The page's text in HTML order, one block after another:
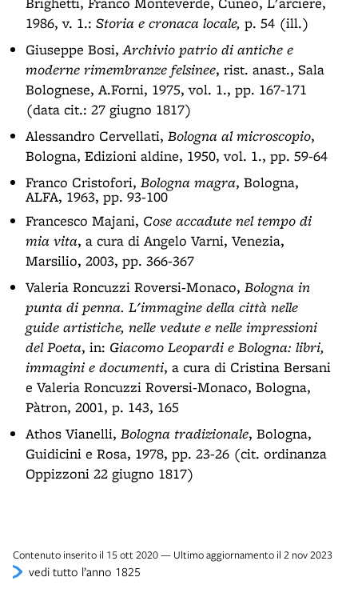
1986, v. 1.: Storia e cronaca locale, p. 54 (ill.)
Giuseppe Bosi,Archivio patrio di antiche e
moderne rimembranze felsinee, rist. anast., Sala
Bolognese, A.Forni, 1975, vol. 1., pp. 167-171
(data cit.: 27 giugno 1817)
Alessandro Cervellati, Bologna al microscopio,
Bologna, Edizioni aldine, 1950, vol. 1., pp. 59-64
Franco Cristofori, Bologna magra, Bologna,
ALFA, 1963, pp. 93-100
Francesco Majani, Cose accadute nel tempo di
mia vita, a cura di Angelo Varni, Venezia,
Marsilio, 2003, pp. 366-367
Valeria Roncuzzi Roversi-Monaco, Bologna in
punta di penna. L'immagine della città nelle
guide artistiche, nelle vedute e nelle impressioni
del Poeta, in: Giacomo Leopardi e Bologna: libri,
immagini e documenti, a cura di Cristina Bersani
e Valeria Roncuzzi Roversi-Monaco, Bologna,
Pàtron, 2001, p. 143, 165
Athos Vianelli, Bologna tradizionale, Bologna,
Guidicini e Rosa, 1978, pp. 23-26 (cit. ordinanza
Oppizzoni 22 giugno 1817)
Contenuto inserito il 15 ott 2020 — Ultimo aggiornamento il 2 nov 2023
vedi tutto l’anno 1825